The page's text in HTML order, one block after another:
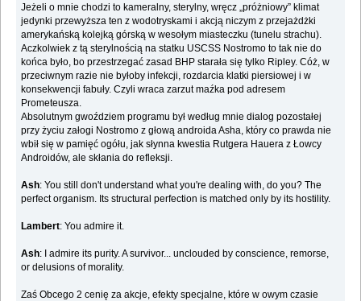
Jeżeli o mnie chodzi to kameralny, sterylny, wręcz „próżniowy” klimat
jedynki przewyższa ten z wodotryskami i akcją niczym z przejażdżki
amerykańską kolejką górską w wesołym miasteczku (tunelu strachu).
Aczkolwiek z tą sterylnością na statku USCSS Nostromo to tak nie do
końca było, bo przestrzegać zasad BHP starała się tylko Ripley. Cóż, w
przeciwnym razie nie byłoby infekcji, rozdarcia klatki piersiowej i w
konsekwencji fabuły. Czyli wraca zarzut maźka pod adresem
Prometeusza.
Absolutnym gwoździem programu był według mnie dialog pozostałej
przy życiu załogi Nostromo z głową androida Asha, który co prawda nie
wbił się w pamięć ogółu, jak słynna kwestia Rutgera Hauera z Łowcy
Androidów, ale skłania do refleksji.
Ash: You still don't understand what you're dealing with, do you? The
perfect organism. Its structural perfection is matched only by its hostility.
Lambert: You admire it.
Ash: I admire its purity. A survivor... unclouded by conscience, remorse,
or delusions of morality.
Zaś Obcego 2 cenię za akcje, efekty specjalne, które w owym czasie